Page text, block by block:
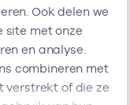
Ook delen we
site met onze
en analyse.
combineren met
verstrekt of die ze
vestigingen
AGB-code